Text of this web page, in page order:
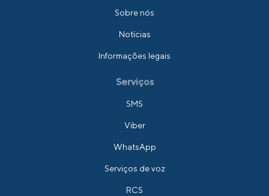
Sobre nós
Notícias
Informações legais
Serviços
SMS
Viber
WhatsApp
Serviços de voz
RCS